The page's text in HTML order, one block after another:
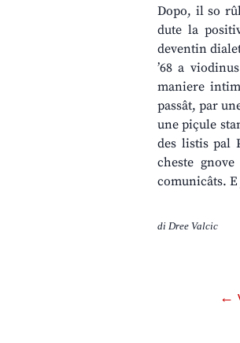
Dopo, il so
dute la
deventin
’68 a
maniere
passât, par
une piçule
des listis pal
cheste
comunicâts.
di Dree Valcic
←